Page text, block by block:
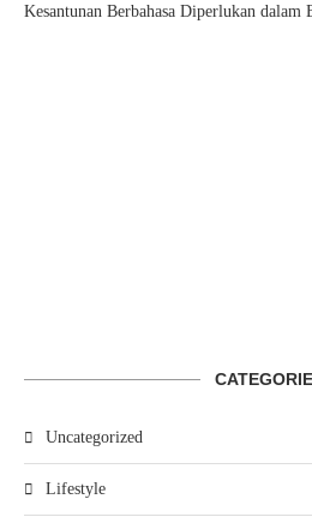
Kesantunan Berbahasa Diperlukan dalam
Uncategorized
Lifestyle